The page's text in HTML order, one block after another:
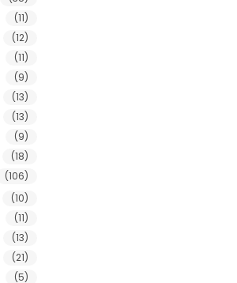
(11)
(12)
(11)
(9)
(13)
(13)
(9)
(18)
(106)
(10)
(11)
(13)
(21)
(5)